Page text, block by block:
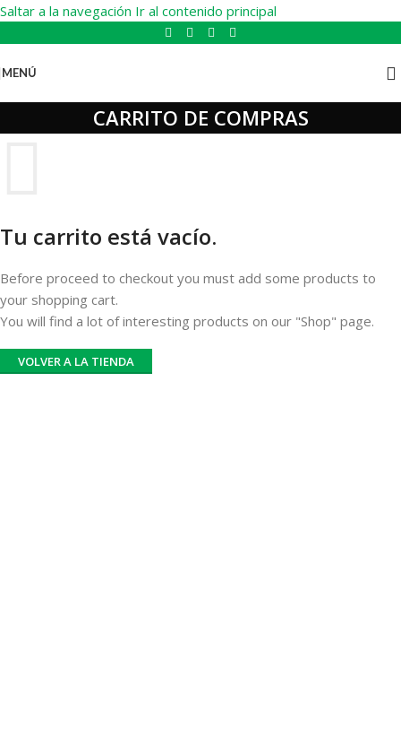
Saltar a la navegación Ir al contenido principal
MENÚ
CARRITO DE COMPRAS
Tu carrito está vacío.
Before proceed to checkout you must add some products to
your shopping cart.
You will find a lot of interesting products on our "Shop" page.
VOLVER A LA TIENDA